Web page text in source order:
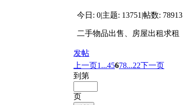
今日: 0|主题: 13751 |帖数: 78913
二手物品出售、房屋出租求租
发帖
上一页1...45678...22下一页
到第
页